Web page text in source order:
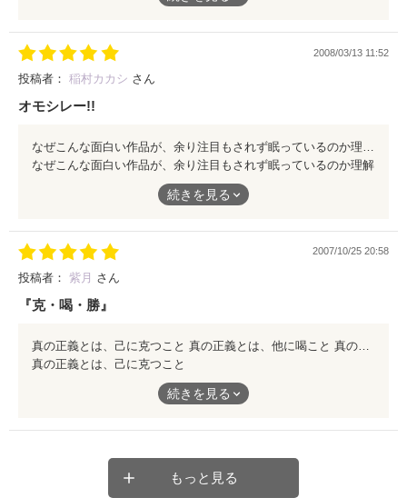
だから読んでいて映像が浮かばない、浮かばないから感情移入も
出来ないし、文字の羅列しか頭に入りません
三人称に行く前に、一人称の書き方をもっと勉強した方がいいか
内容はよくある設定の焼き直し
手段に少し工夫は見られますが、キャラの書き分けが出来ていな
読みやすさ……と言う点では、かなりライトな仕上がりなので○
ジャンルが少数派というだけで典型的なケータイ小説に感じまし
きをかけた方がいいと思います
そう簡単にアクションシーンなんかは書けないですから
2008/03/13 11:52
投稿者： 稲村カカシ さん
オモシレー!!
なぜこんな面白い作品が、余り注目もされず眠っているのか理解に苦しみます。 この様な本格的なエンターテイメントは余り読んだ事がありません。 軟弱な恋愛物に飽きた方は、本格的なエンターテイメント作品を読んでみてはいかがでしょうか？ 最初の10ページだけでも読んでみて下さい。 きっと最後まで一気読みすると思いますよ…
なぜこんな面白い作品が、余り注目もされず眠っているのか理解
ん。
読んでみてはいかがでしょうか？
最初の10ページだけでも読んでみて下さい。
きっと最後まで一気読みすると思いますよ…
続きを見る
2007/10/25 20:58
投稿者： 紫月 さん
『克・喝・勝』
真の正義とは、己に克つこと 真の正義とは、他に喝こと 真の正義とは、悪に勝つこと 裁き屋がこの世に存在する意味を、その眼で確かめてみませんか？ 頭の中に映像が浮かぶ綿密な裁き描写 心の中に爽風が吹込む繊細な恋愛模様 耳目を引かれる登場人物の緻密な設定 全てにおいて、正に『必読図書』です
真の正義とは、己に克つこと
真の正義とは、他に喝こと続きを見る
もっと見る